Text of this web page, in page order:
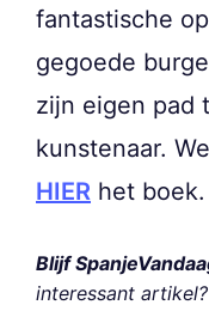
fantastische
gegoede
zijn eigen pad
kunstenaar.
HIER het boek.
Blijf
interessant